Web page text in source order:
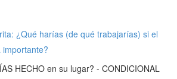
¿Qué harías (de qué trabajarías) si el
HECHO en su lugar? - CONDICIONAL